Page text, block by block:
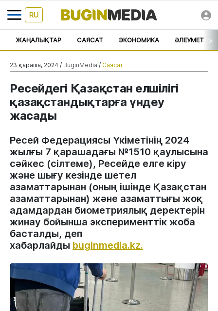
RU
ЖАҢАЛЫҚТАР САЯСАТ ЭКОНОМИКА ӘЛЕУМЕТ >
23 қараша, 2024 / BuginMedia / Саясат
Ресейдегі Қазақстан елшілігі
қазақстандықтарға үндеу
жасады
Ресей Федерациясы Үкіметінің 2024
жылғы 7 қарашадағы №1510 қаулысына
сәйкес (сілтеме), Ресейде елге кіру
және шығу кезінде шетел
азаматтарынан (оның ішінде Қазақстан
азаматтарынан) және азаматтығы жоқ
адамдардан биометриялық деректерін
жинау бойынша эксперименттік жоба
басталды, деп
хабарлайды buginmedia.kz.